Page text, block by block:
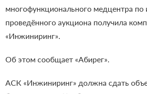
многофункционального медцентра по
проведённого аукциона получила
«Инжиниринг».
Об этом сообщает «Абирег».
АСК «Инжиниринг» должна сдать